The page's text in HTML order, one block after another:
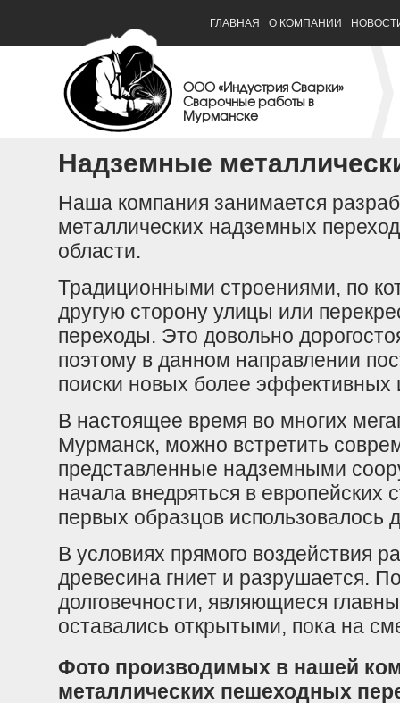
ГЛАВНАЯ О КОМПАНИИ
ООО «Индустрия Сварки»
Сварочные работы в
Мурманске
Надземные
Наша компания занимается
металлических надземных
области.
Традиционными строениями, по
другую сторону улицы или
переходы. Это довольно
поэтому в данном направлении
поиски новых более
В настоящее время во многих
Мурманск, можно встретить
представленные надземными
начала внедряться в европейских
первых образцов использовалось
В условиях прямого воздействия
древесина гниет и разрушается.
долговечности, являющиеся
оставались открытыми, пока на
Фото производимых в нашей
металлических пешеходных